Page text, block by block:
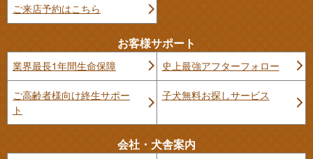
ご来店予約はこちら
お客様サポート
業界最長1年間生命保障 史上最強アフターフォロー
ご高齢者様向け終生サポー
ト
子犬無料お探しサービス
会社・犬舎案内